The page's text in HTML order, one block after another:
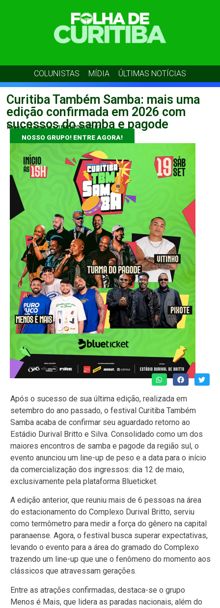
COLUNISTAS MÍDIA ÚLTIMAS NOTÍCIAS
Curitiba Também Samba: mais uma
edição confirmada em 2026 com
sucessos do samba e pagode
Raphael Augustus 18/05/2026 07:07
NOSSO GRUPO! ENTRE AGORA!
Após o sucesso de sua última edição, realizada em
setembro do ano passado, o festival Curitiba Também
Samba acaba de confirmar seu aguardado retorno ao
Estádio Durival Britto e Silva. Consolidado como um dos
maiores encontros de samba e pagode da região sul, o
evento anunciou um line-up de peso e a data para o início
da comercialização dos ingressos: dia 12 de maio,
exclusivamente pela plataforma Blueticket.
A edição anterior, que reuniu mais de 6 pessoas na área
do estacionamento do Complexo Durival Britto, serviu
como termômetro para medir a força do gênero na capital
paranaense. Agora, o festival busca superar expectativas,
levando o evento para a área do gramado do Complexo
trazendo um line-up que une o fenômeno do momento aos
clássicos que atravessam gerações.
Entre as atrações confirmadas, destaca-se o grupo
Menos é Mais, que lidera as paradas nacionais, além do